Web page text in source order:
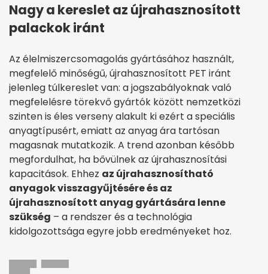
Nagy a kereslet az újrahasznosított
palackok iránt
Az élelmiszercsomagolás gyártásához használt,
megfelelő minőségű, újrahasznosított PET iránt
jelenleg túlkereslet van: a jogszabályoknak való
megfelelésre törekvő gyártók között nemzetközi
szinten is éles verseny alakult ki ezért a speciális
anyagtípusért, emiatt az anyag ára tartósan
magasnak mutatkozik. A trend azonban később
megfordulhat, ha bővülnek az újrahasznosítási
kapacitások. Ehhez az újrahasznosítható
anyagok visszagyűjtésére és az
újrahasznosított anyag gyártására lenne
szükség – a rendszer és a technológia
kidolgozottsága egyre jobb eredményeket hoz.